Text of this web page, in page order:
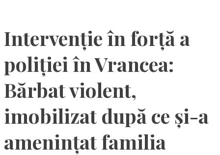
Intervenție în forță a
poliției în Vrancea:
Bărbat violent,
imobilizat după ce și-a
amenințat familia